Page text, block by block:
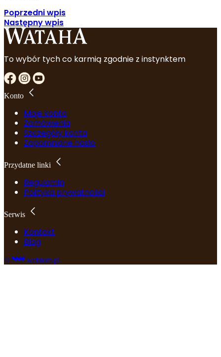
Poprzedni wpis
Następny wpis
To wybór tych co karmią zgodnie z instynktem
Konto
Moje konto
Zamówienia
Szczegóły konta
Zapomniane hasło
Przydatne linki
Regulamin
Polityka prywatności
Serwis
Kontakt
Blog
© webtom.pl